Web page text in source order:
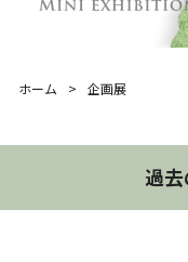
ホーム 企画展
過